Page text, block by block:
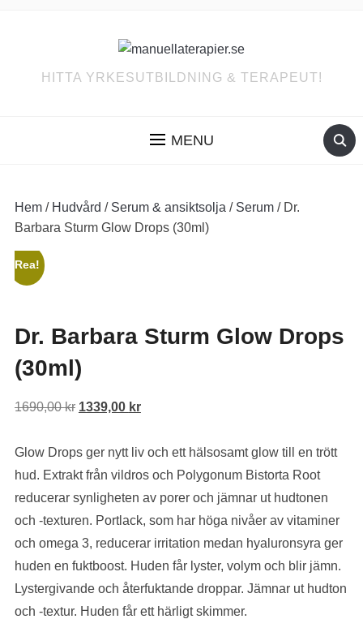
HITTA YRKESUTBILDNING & TERAPEUT!
MENU
Hem/ Hudvård / Serum & ansiktsolja / Serum/ Dr.
Barbara Sturm Glow Drops (30ml)
Rea!
Dr. Barbara Sturm Glow Drops
(30ml)
1690,00kr Det
priset
var:
1690,00 kr.
1339,00 krDet
priset
är:
1339,00 kr.
Glow Drops ger nytt liv och ett hälsosamt glow till en trött
hud. Extrakt från vildros och Polygonum Bistorta Root
reducerar synligheten av porer och jämnar ut hudtonen
och -texturen. Portlack, som har höga nivåer av vitaminer
och omega 3, reducerar irritation medan hyaluronsyra ger
huden en fuktboost. Huden får lyster, volym och blir jämn.
Lystergivande och återfuktande droppar. Jämnar ut hudton
och -textur. Huden får ett härligt skimmer.